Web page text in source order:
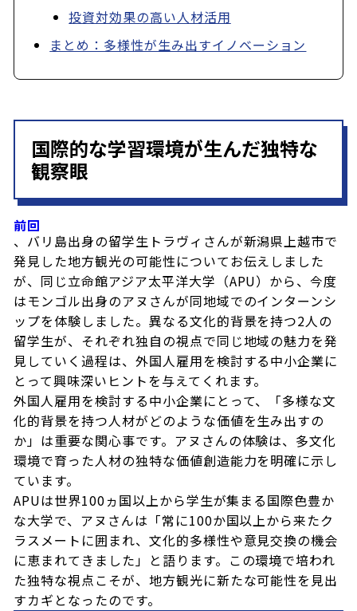
投資対効果の高い人材活用
まとめ：多様性が生み出すイノベーション
国際的な学習環境が生んだ独特な
観察眼
前回
、バリ島出身の留学生トラヴィさんが新潟県上越市で
発見した地方観光の可能性についてお伝えしました
が、同じ立命館アジア太平洋大学（APU）から、今度
はモンゴル出身のアヌさんが同地域でのインターンシ
ップを体験しました。異なる文化的背景を持つ2人の
留学生が、それぞれ独自の視点で同じ地域の魅力を発
見していく過程は、外国人雇用を検討する中小企業に
とって興味深いヒントを与えてくれます。
外国人雇用を検討する中小企業にとって、「多様な文
化的背景を持つ人材がどのような価値を生み出すの
か」は重要な関心事です。アヌさんの体験は、多文化
環境で育った人材の独特な価値創造能力を明確に示し
ています。
APUは世界100ヵ国以上から学生が集まる国際色豊か
な大学で、アヌさんは「常に100か国以上から来たク
ラスメートに囲まれ、文化的多様性や意見交換の機会
に恵まれてきました」と語ります。この環境で培われ
た独特な視点こそが、地方観光に新たな可能性を見出
すカギとなったのです。